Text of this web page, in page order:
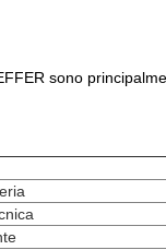
sono